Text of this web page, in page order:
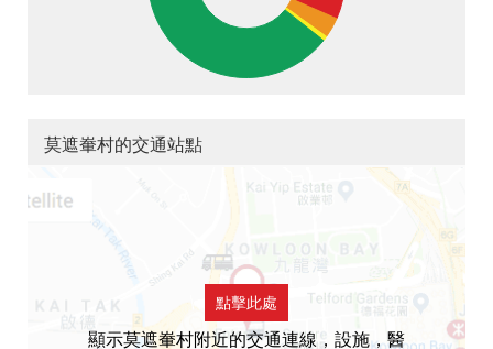
莫遮輋村的交通站點
點擊此處
顯示莫遮輋村附近的交通連線，設施，醫